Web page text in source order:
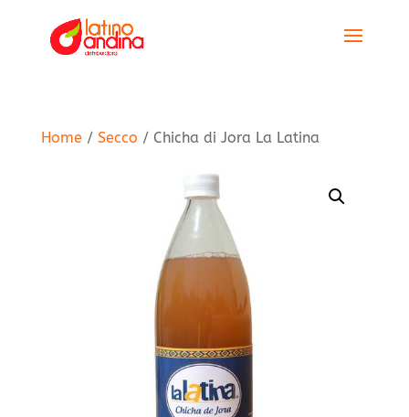
Home / Secco / Chicha di Jora La Latina